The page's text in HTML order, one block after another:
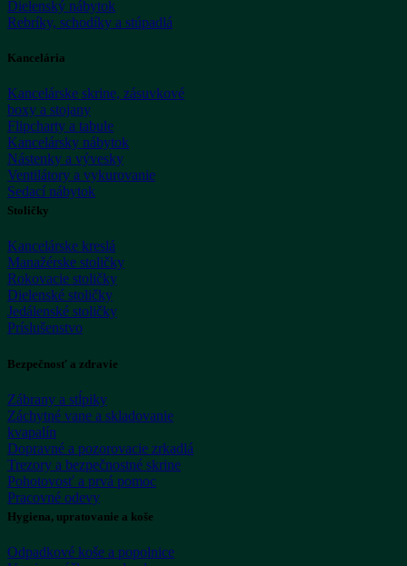
Dielenský nábytok
Rebríky, schodíky a stúpadlá
Kancelária
Kancelárske skrine, zásuvkové
boxy a stojany
Flipcharty a tabule
Kancelársky nábytok
Nástenky a vývesky
Ventilátory a vykurovanie
Sedací nábytok
Stoličky
Kancelárske kreslá
Manažérske stoličky
Rokovacie stoličky
Dielenské stoličky
Jedálenské stoličky
Príslušenstvo
Bezpečnosť a zdravie
Zábrany a stĺpiky
Záchytné vane a skladovanie
kvapalín
Dopravné a pozorovacie zrkadlá
Trezory a bezpečnostné skrine
Pohotovosť a prvá pomoc
Pracovné odevy
Hygiena, upratovanie a koše
Odpadkové koše a popolnice